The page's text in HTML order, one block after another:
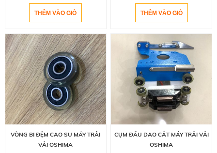
VÒNG BI ĐỆM CAO SU MÁY TRẢI
VẢI OSHIMA
CỤM ĐẦU DAO CẮT MÁY TRẢI VẢI
OSHIMA